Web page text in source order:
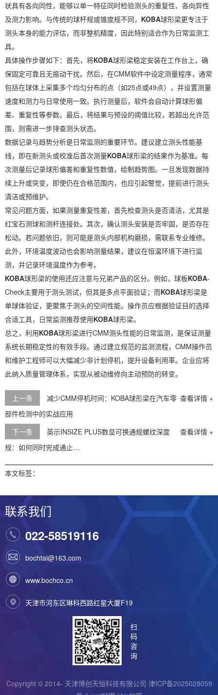
状具有各向同性，能够以单一特征同时检验测头的重复性、各向异性
及测力影响。与传统的球杆规或锥度规不同， KOBA球形梁更专注于
测头本身的能力评估，而非整机精度，因此特别适合作为日常监测工
具。
具体操作步骤如下：首先，将KOBA球形梁稳定安装在工作台上，确
保固定可靠且无振动干扰。然后，在CMM软件中设定测量程序，通常
包括在球体上采集多个均匀分布的点（如25点或49点），并设置测量
速度和测力与日常使用一致。执行测量后，软件会自动计算球形偏
差、重复性等参数。最后，将结果与预设的阈值比较，若超出允许范
围，则需进一步排查测头状态。
数据记录与趋势分析是日常监测的重要环节。建议建立测头性能基
线，即在新测头或校准后首次测量KOBA球形梁的结果作为基准。每
次测量后记录球形偏差和重复性数值，绘制趋势图。一旦发现数据持
续上升或突变，即使仍在合格范围内，也应引起警觉，提前进行测头
清洁或预维护。
常见问题方面，如果测量重复性差，首先检查测头是否清洁，尤其是
红宝石测球和测杆连接处。其次，确认测头安装是否牢固，是否存在
松动。若问题依旧，则可能是测头内部机构磨损，需联系专业维修。
此外，环境温度波动也会影响测量结果，建议在恒温环境下进行监
测，并记录环境温度作为参考。
KOBA球形梁的使用还应注意与兄弟产品的区分。例如，球板KOBA-
Check主要用于测头测试，但其是多点平面验证；而KOBA球形梁是
单球体验证，更聚焦于测头的空间性能。操作员应根据验证目的选择
合适工具，日常监测推荐使用KOBA球形梁。
总之，利用KOBA球形梁进行CMM测头性能的日常监测，是保证测量
系统长期稳定性的有效手段。通过建立规范的监测流程，CMM操作员
和维护工程师可以大幅减少非计划停机，提升设备利用率。企业应将
此纳入质量管理体系，实现从被动维修向主动预防的转变。
上一条 查看详情 +
减少CMM停机时间：KOBA球形梁在汽车零
部件检测中的实战应用
下一条
查看详情 +
英示INSIZE PLUS数显可换通规螺纹深度
规：如何同时完成通止…
本文标签：
联系我们
022-58519116
bochtai@163.com
www.bochco.cn
天津市河东区琳科西路红星大厦F19
扫
码
咨
询
Copyright © 2014- 天津博创天恒科技有限公司 津ICP备2025028059